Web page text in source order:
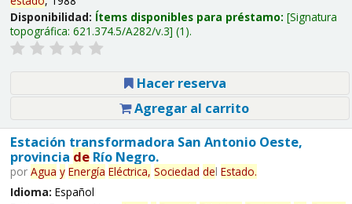
Disponibilidad: Ítems disponibles para préstamo: Signatura
topográfica: 621.374.5/A282/v.3 (1).
Hacer reserva
Agregar al carrito
Estación transformadora San Antonio Oeste,
provincia deRío Negro.
por Agua y Energía Eléctrica, Sociedad del Estado.
Idioma: Español